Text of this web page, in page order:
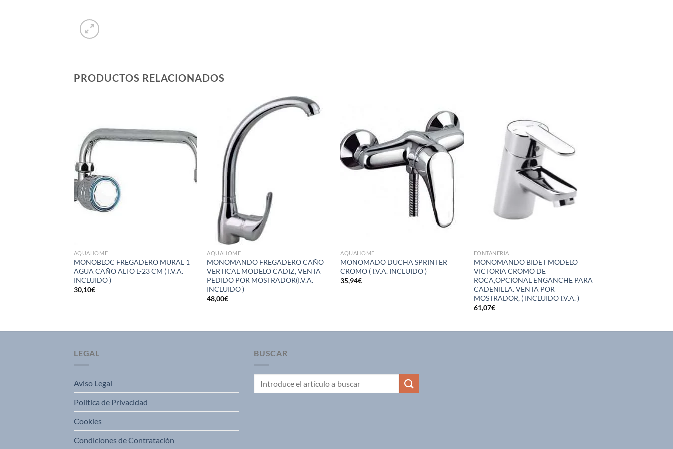
PRODUCTOS RELACIONADOS
a la
lista de
deseos
AQUAHOME
MONOBLOC FREGADERO MURAL 1
AGUA CAÑO ALTO L-23 CM ( I.V.A.
INCLUIDO )
30,10€
AQUAHOME
MONOMANDO FREGADERO CAÑO
VERTICAL MODELO CADIZ, VENTA
PEDIDO POR MOSTRADOR(I.V.A.
INCLUIDO )
48,00€
Añadir
a la
lista de
deseos
AQUAHOME
MONOMADO DUCHA SPRINTER
CROMO ( I.V.A. INCLUIDO )
35,94€
FONTANERIA
MONOMANDO BIDET MODELO
VICTORIA CROMO DE
ROCA,OPCIONAL ENGANCHE PARA
CADENILLA. VENTA POR
MOSTRADOR, ( INCLUIDO I.V.A. )
61,07€
LEGAL
Aviso Legal
Política de Privacidad
Cookies
Condiciones de Contratación
BUSCAR